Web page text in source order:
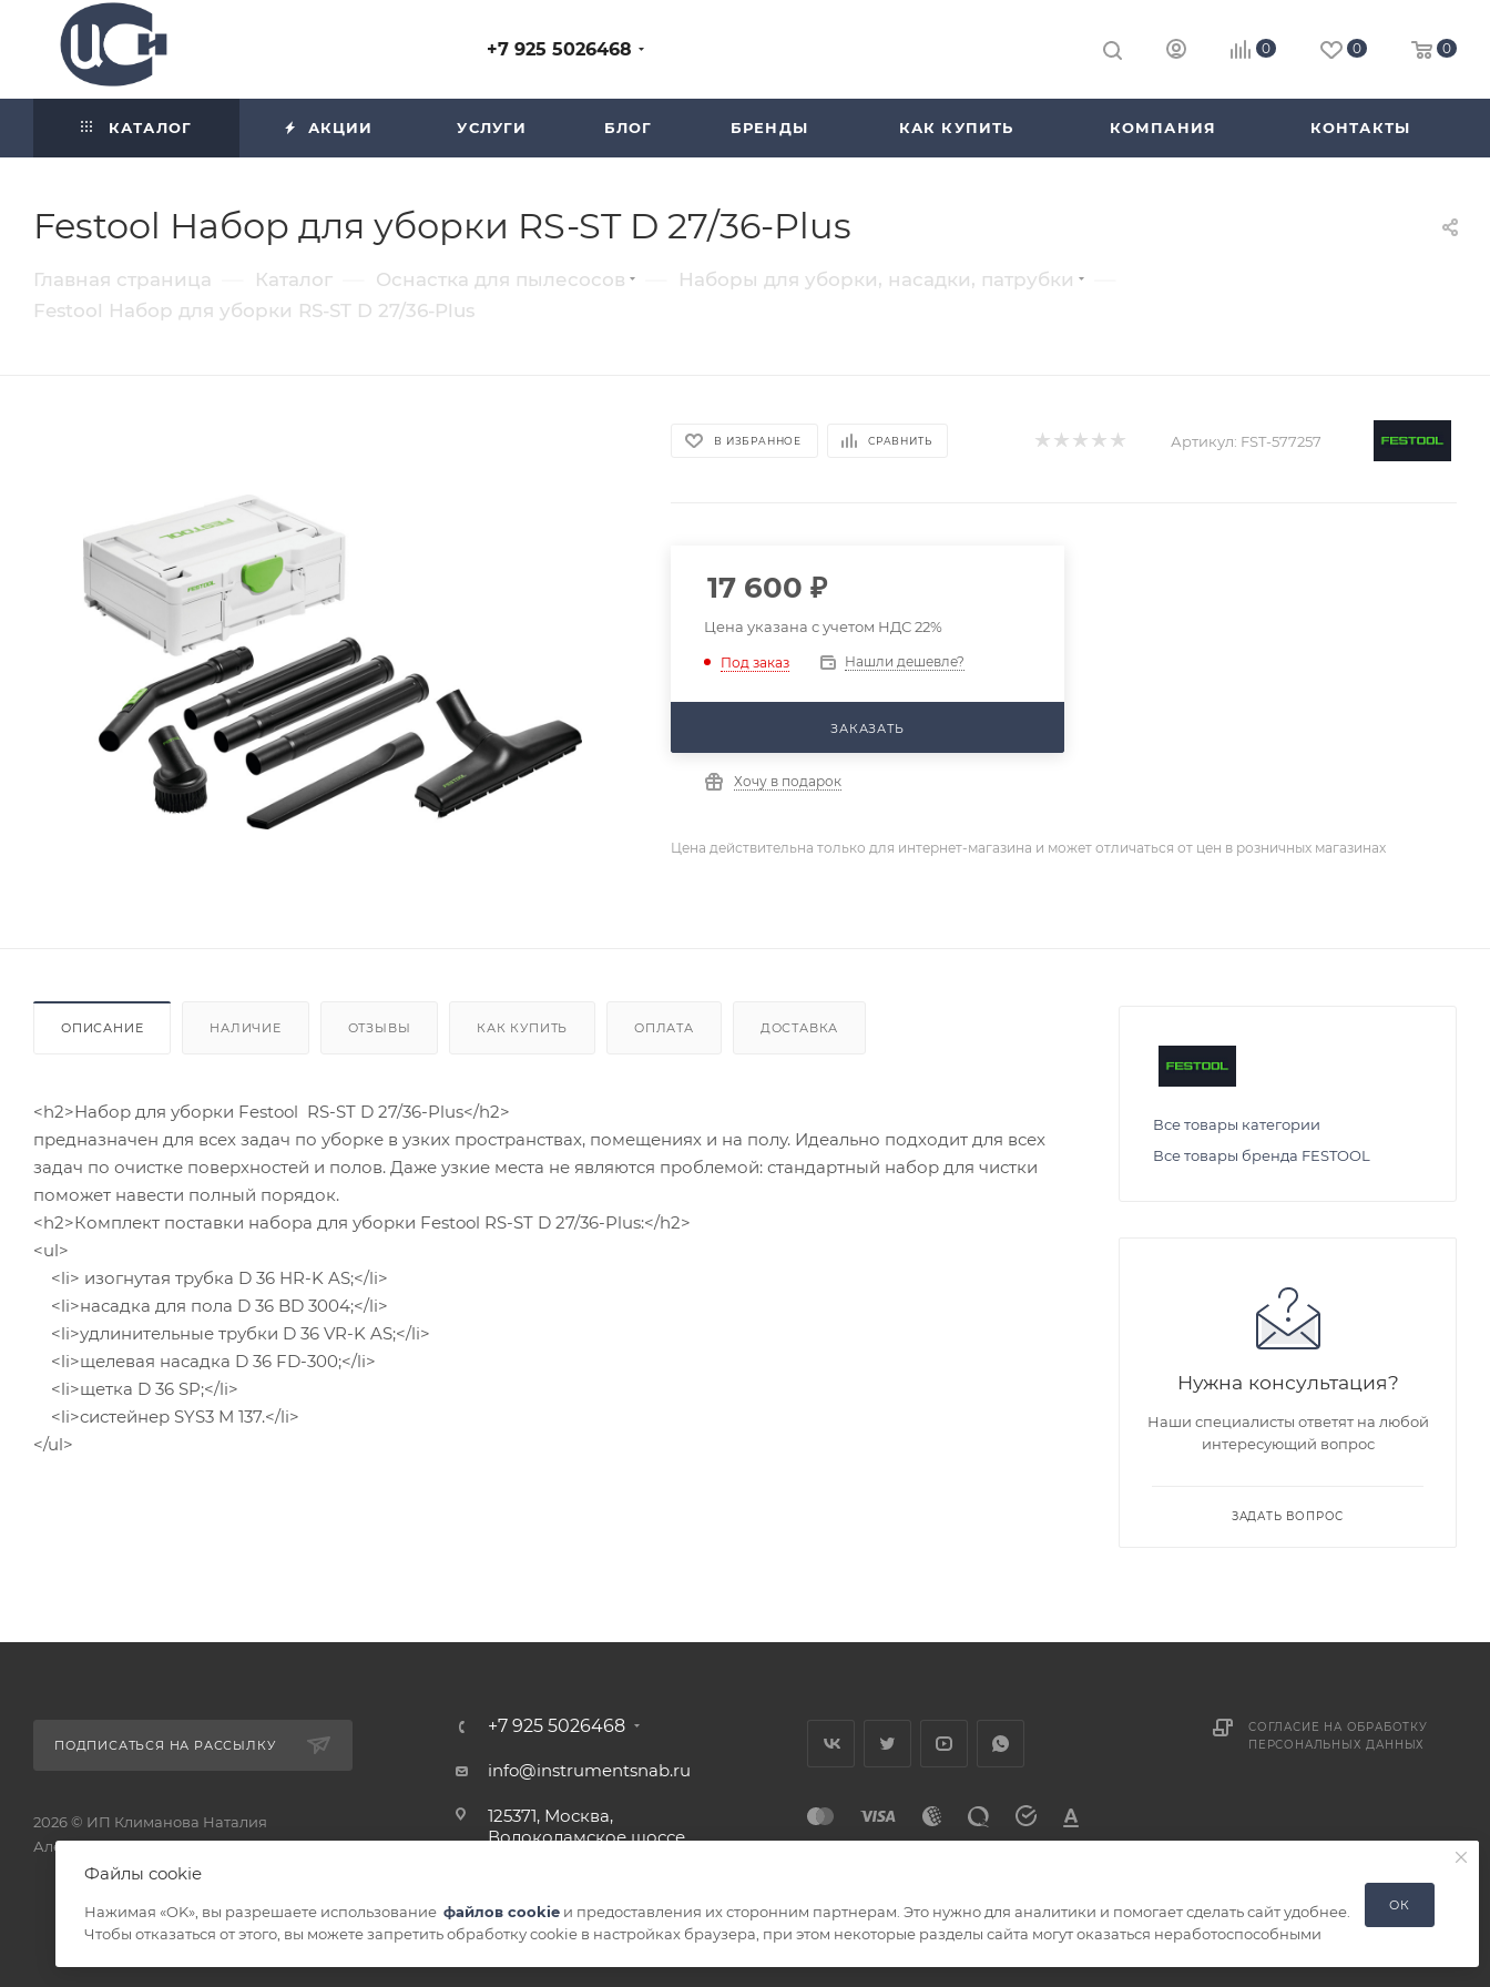
+7 925 5026468 0 0 0
КАТАЛОГ АКЦИИ УСЛУГИ БЛОГ БРЕНДЫ КАК КУПИТЬ КОМПАНИЯ КОНТАКТЫ
Festool Набор для уборки RS-ST D 27/36-Plus
Главная страница Каталог Оснастка для пылесосов Наборы для уборки, насадки, патрубки
Festool Набор для уборки RS-ST D 27/36-Plus
В ИЗБРАННОЕ СРАВНИТЬ Артикул: FST-577257
17 600 ₽
Цена указана с учетом НДС 22%
Под заказ Нашли дешевле?
ЗАКАЗАТЬ
Хочу в подарок
Цена действительна только для интернет-магазина и может отличаться от цен в розничных магазинах
ОПИСАНИЕ НАЛИЧИЕ ОТЗЫВЫ КАК КУПИТЬ ОПЛАТА ДОСТАВКА
<h2>Набор для уборки Festool RS-ST D 27/36-Plus</h2>
предназначен для всех задач по уборке в узких пространствах, помещениях и на полу. Идеально подходит для всех
задач по очистке поверхностей и полов. Даже узкие места не являются проблемой: стандартный набор для чистки
поможет навести полный порядок.
<h2>Комплект поставки набора для уборки Festool RS-ST D 27/36-Plus:</h2>
<ul>
<li> изогнутая трубка D 36 HR-K AS;</li>
<li>насадка для пола D 36 BD 3004;</li>
<li>удлинительные трубки D 36 VR-K AS;</li>
<li>щелевая насадка D 36 FD-300;</li>
<li>щетка D 36 SP;</li>
<li>систейнер SYS3 M 137.</li>
</ul>
Все товары категории
Все товары бренда FESTOOL
Нужна консультация?
Наши специалисты ответят на любой
интересующий вопрос
ЗАДАТЬ ВОПРОС
ПОДПИСАТЬСЯ НА РАССЫЛКУ
2026 © ИП Климанова Наталия
Александровна - интернет-магазин
+7 925 5026468
info@instrumentsnab.ru
125371, Москва,
Волоколамское шоссе,
СОГЛАСИЕ НА ОБРАБОТКУ
ПЕРСОНАЛЬНЫХ ДАННЫХ
Файлы cookie
Нажимая «OK», вы разрешаете использование файлов cookie и предоставления их сторонним партнерам. Это нужно для аналитики и помогает сделать сайт удобнее.
Чтобы отказаться от этого, вы можете запретить обработку cookie в настройках браузера, при этом некоторые разделы сайта могут оказаться неработоспособными
ОК